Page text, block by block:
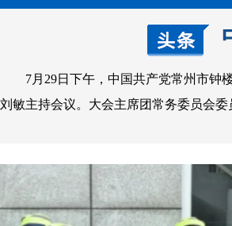
7月29日下午，中国共产党常州市钟
刘敏主持会议。大会主席团常务委员会